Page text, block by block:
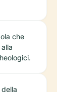
che